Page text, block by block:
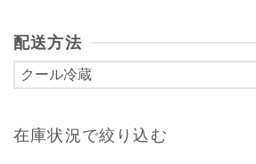
配送方法
クール冷蔵
在庫状況で絞り込む